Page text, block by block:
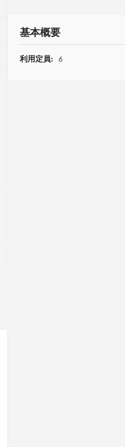
基本概要
利用定員: 6